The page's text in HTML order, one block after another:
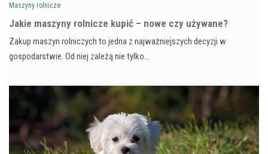
Maszyny rolnicze
Jakie maszyny rolnicze kupić – nowe czy używane?
Zakup maszyn rolniczych to jedna z najważniejszych decyzji w
gospodarstwie. Od niej zależą nie tylko…